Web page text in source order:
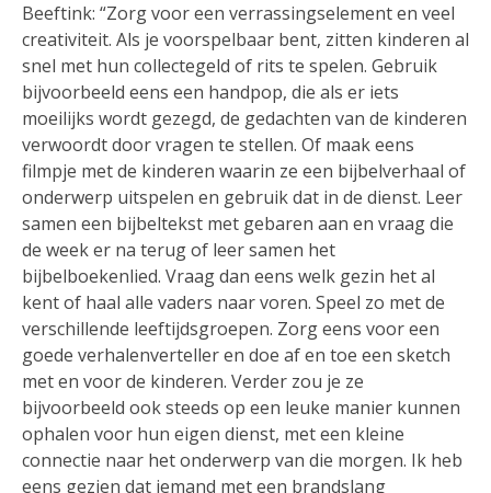
Beeftink: “Zorg voor een verrassingselement en veel
creativiteit. Als je voorspelbaar bent, zitten kinderen al
snel met hun collectegeld of rits te spelen. Gebruik
bijvoorbeeld eens een handpop, die als er iets
moeilijks wordt gezegd, de gedachten van de kinderen
verwoordt door vragen te stellen. Of maak eens
filmpje met de kinderen waarin ze een bijbelverhaal of
onderwerp uitspelen en gebruik dat in de dienst. Leer
samen een bijbeltekst met gebaren aan en vraag die
de week er na terug of leer samen het
bijbelboekenlied. Vraag dan eens welk gezin het al
kent of haal alle vaders naar voren. Speel zo met de
verschillende leeftijdsgroepen. Zorg eens voor een
goede verhalenverteller en doe af en toe een sketch
met en voor de kinderen. Verder zou je ze
bijvoorbeeld ook steeds op een leuke manier kunnen
ophalen voor hun eigen dienst, met een kleine
connectie naar het onderwerp van die morgen. Ik heb
eens gezien dat iemand met een brandslang